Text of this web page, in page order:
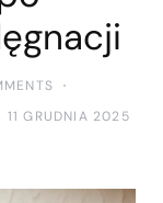
11 GRUDNIA 2025